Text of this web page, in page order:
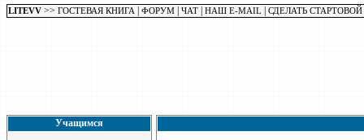
LITEVV >> ГОСТЕВАЯ КНИГА ФОРУМ ЧАТ НАШ E-MAIL СДЕЛАТЬ СТАРТОВОЙ
Учащимся